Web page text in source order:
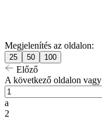
Megjelenítés az oldalon:
25 50 100
Előző
A következő oldalon vagy
a
2